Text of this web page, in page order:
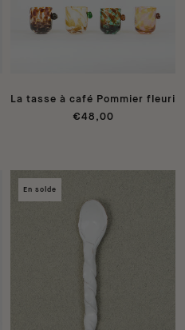
La tasse à café Pommier fleuri
€48,00
En solde